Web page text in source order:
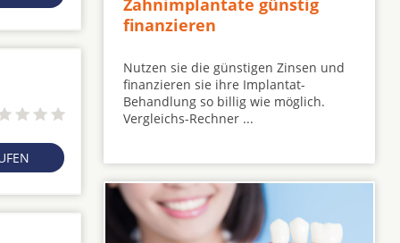
Zahnimplantate günstig
finanzieren
Nutzen sie die günstigen Zinsen und
finanzieren sie ihre Implantat-
Behandlung so billig wie möglich.
Vergleichs-Rechner ...